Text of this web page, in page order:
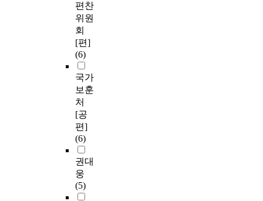
편찬
위원
회
[편]
(6)
국가
보훈
처
[공
편]
(6)
권대
웅
(5)